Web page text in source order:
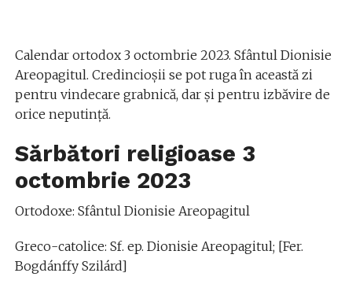
Calendar ortodox 3 octombrie 2023. Sfântul Dionisie
Areopagitul. Credincioșii se pot ruga în această zi
pentru vindecare grabnică, dar şi pentru izbăvire de
orice neputinţă.
Sărbători religioase 3
octombrie 2023
Ortodoxe: Sfântul Dionisie Areopagitul
Greco-catolice: Sf. ep. Dionisie Areopagitul; [Fer.
Bogdánffy Szilárd]